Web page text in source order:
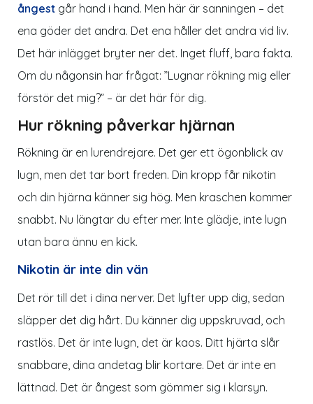
ångest går hand i hand. Men här är sanningen – det
ena göder det andra. Det ena håller det andra vid liv.
Det här inlägget bryter ner det. Inget fluff, bara fakta.
Om du någonsin har frågat: ”Lugnar rökning mig eller
förstör det mig?” – är det här för dig.
Hur rökning påverkar hjärnan
Rökning är en lurendrejare. Det ger ett ögonblick av
lugn, men det tar bort freden. Din kropp får nikotin
och din hjärna känner sig hög. Men kraschen kommer
snabbt. Nu längtar du efter mer. Inte glädje, inte lugn
utan bara ännu en kick.
Nikotin är inte din vän
Det rör till det i dina nerver. Det lyfter upp dig, sedan
släpper det dig hårt. Du känner dig uppskruvad, och
rastlös. Det är inte lugn, det är kaos. Ditt hjärta slår
snabbare, dina andetag blir kortare. Det är inte en
lättnad. Det är ångest som gömmer sig i klarsyn.